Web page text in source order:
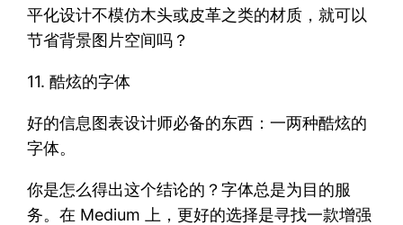
平化设计不模仿木头或皮革之类的材质，就可以
节省背景图片空间吗？
11. 酷炫的字体
好的信息图表设计师必备的东西：一两种酷炫的
字体。
你是怎么得出这个结论的？字体总是为目的服
务。在 Medium 上，更好的选择是寻找一款增强